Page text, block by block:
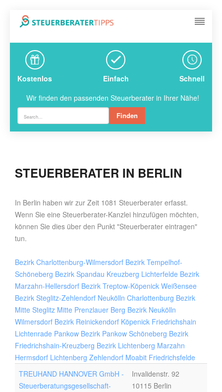
Kostenlos Einfach
Schnell
Wir finden den passenden Steuerberater in Ihrer Nähe!
Finden
STEUERBERATER IN BERLIN
In Berlin haben wir zur Zeit 1081 Steuerberater erfasst.
Wenn Sie eine Steuerberater-Kanzlei hinzufügen möchten,
können Sie dies über den Punkt "Steuerberater eintragen"
tun.
Bezirk Charlottenburg-Wilmersdorf Bezirk Tempelhof-
Schöneberg Bezirk Spandau Kreuzberg Lichterfelde Bezirk
Marzahn-Hellersdorf Bezirk Treptow-Köpenick Weißensee
Bezirk Steglitz-Zehlendorf Neukölln Charlottenburg Bezirk
Mitte Steglitz Mitte Prenzlauer Berg Bezirk Neukölln
Wilmersdorf Bezirk Reinickendorf Köpenick Friedrichshain
Lichtenrade Pankow Bezirk Pankow Schöneberg Bezirk
Friedrichshain-Kreuzberg Bezirk Lichtenberg Marzahn
Hermsdorf Lichtenberg Zehlendorf Moabit Friedrichsfelde
TREUHAND HANNOVER GmbH -
Steuerberatungsgesellschaft-
Invalidenstr. 92
10115 Berlin